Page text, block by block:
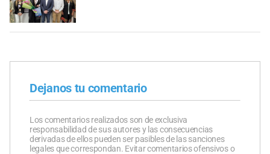
Dejanos tu comentario
Los comentarios realizados son de exclusiva
responsabilidad de sus autores y las consecuencias
derivadas de ellos pueden ser pasibles de las sanciones
legales que correspondan. Evitar comentarios ofensivos o